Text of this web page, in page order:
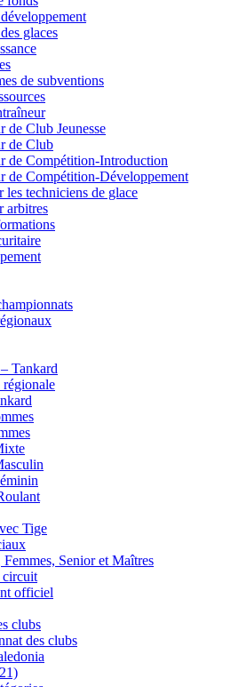
glaces
de subventions
de Club Jeunesse
de Club
de Compétition-Introduction
de Compétition-Développement
les techniciens de glace
arbitres
Tankard
régionale
Tige
Femmes, Senior et Maîtres
circuit
officiel
clubs
des clubs